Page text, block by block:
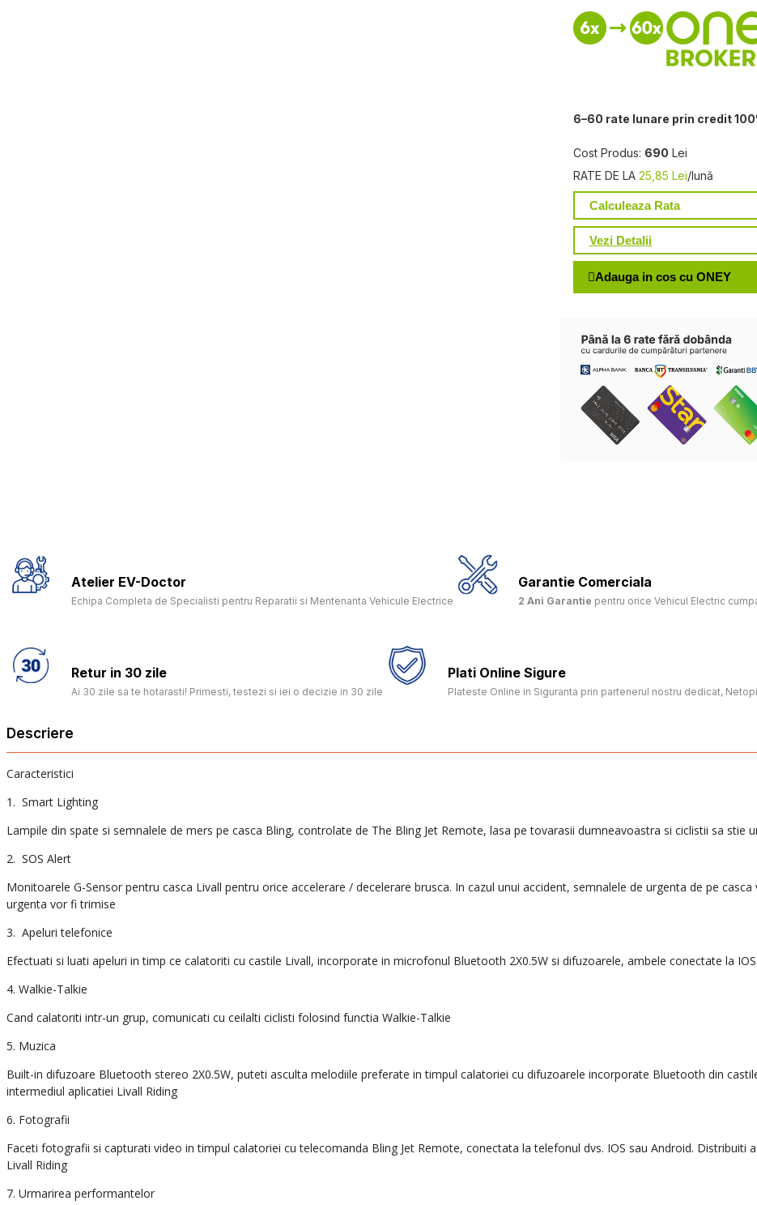
6–60 rate lunare prin credit
Cost Produs: 690 Lei
RATE DE LA 25,85 Lei/lună
Calculeaza Rata
Vezi Detalii
Adauga in cos cu ONEY
Atelier EV-Doctor
Echipa Completa de Specialisti pentru Reparatii si Mentenanta Vehicule Electrice
Garantie Comerciala
2 Ani Garantie pentru orice Vehicul Electric
Retur in 30 zile
Ai 30 zile sa te hotarasti! Primesti, testezi si iei o decizie in 30 zile
Plati Online Sigure
Plateste Online in Siguranta prin partenerul nostru dedicat,
Descriere
Caracteristici
1. Smart Lighting
Lampile din spate si semnalele de mers pe casca Bling, controlate de The Bling Jet Remote, lasa pe tovarasii dumneavoastra si ciclistii sa stie
2. SOS Alert
Monitoarele G-Sensor pentru casca Livall pentru orice accelerare / decelerare brusca. In cazul unui accident, semnalele de urgenta de pe
urgenta vor fi trimise
3. Apeluri telefonice
Efectuati si luati apeluri in timp ce calatoriti cu castile Livall, incorporate in microfonul Bluetooth 2X0.5W si difuzoarele, ambele conectate la
4. Walkie-Talkie
Cand calatoriti intr-un grup, comunicati cu ceilalti ciclisti folosind functia Walkie-Talkie
5. Muzica
Built-in difuzoare Bluetooth stereo 2X0.5W, puteti asculta melodiile preferate in timpul calatoriei cu difuzoarele incorporate Bluetooth din
intermediul aplicatiei Livall Riding
6. Fotografii
Faceti fotografii si capturati video in timpul calatoriei cu telecomanda Bling Jet Remote, conectata la telefonul dvs. IOS sau Android. Distribuiti
Livall Riding
7. Urmarirea performantelor